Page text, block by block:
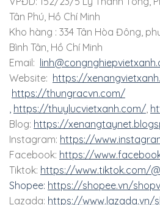
Tân Phú, Hồ Chí Minh
Kho hàng : 334 Tân Hòa Đông,
Bình Tân, Hồ Chí Minh
Email:
Website: https://
https://thungracvn.com/
https://thuylucvietxanh.com/
Blog: https://
Instagram: https://
Facebook: https://
Tiktok: https://www.tiktok.com/
Shopee: https://shopee.vn/
Lazada: https://www.lazada.vn/